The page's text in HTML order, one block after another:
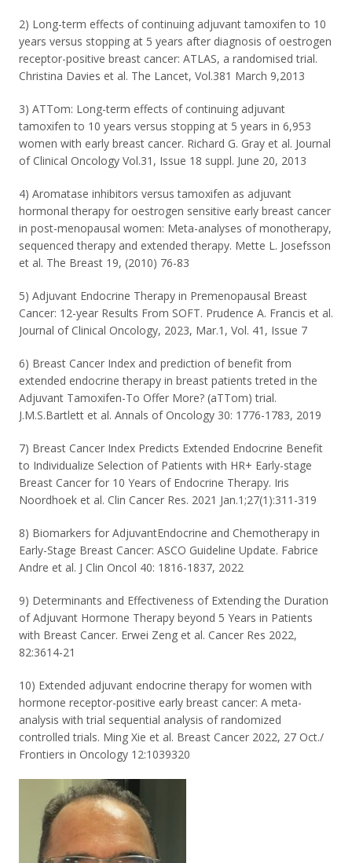
2) Long-term effects of continuing adjuvant tamoxifen to 10
years versus stopping at 5 years after diagnosis of oestrogen
receptor-positive breast cancer: ATLAS, a randomised trial.
Christina Davies et al. The Lancet, Vol.381 March 9,2013
3) ATTom: Long-term effects of continuing adjuvant
tamoxifen to 10 years versus stopping at 5 years in 6,953
women with early breast cancer. Richard G. Gray et al. Journal
of Clinical Oncology Vol.31, Issue 18 suppl. June 20, 2013
4) Aromatase inhibitors versus tamoxifen as adjuvant
hormonal therapy for oestrogen sensitive early breast cancer
in post-menopausal women: Meta-analyses of monotherapy,
sequenced therapy and extended therapy. Mette L. Josefsson
et al. The Breast 19, (2010) 76-83
5) Adjuvant Endocrine Therapy in Premenopausal Breast
Cancer: 12-year Results From SOFT. Prudence A. Francis et al.
Journal of Clinical Oncology, 2023, Mar.1, Vol. 41, Issue 7
6) Breast Cancer Index and prediction of benefit from
extended endocrine therapy in breast patients treted in the
Adjuvant Tamoxifen-To Offer More? (aTTom) trial.
J.M.S.Bartlett et al. Annals of Oncology 30: 1776-1783, 2019
7) Breast Cancer Index Predicts Extended Endocrine Benefit
to Individualize Selection of Patients with HR+ Early-stage
Breast Cancer for 10 Years of Endocrine Therapy. Iris
Noordhoek et al. Clin Cancer Res. 2021 Jan.1;27(1):311-319
8) Biomarkers for AdjuvantEndocrine and Chemotherapy in
Early-Stage Breast Cancer: ASCO Guideline Update. Fabrice
Andre et al. J Clin Oncol 40: 1816-1837, 2022
9) Determinants and Effectiveness of Extending the Duration
of Adjuvant Hormone Therapy beyond 5 Years in Patients
with Breast Cancer. Erwei Zeng et al. Cancer Res 2022,
82:3614-21
10) Extended adjuvant endocrine therapy for women with
hormone receptor-positive early breast cancer: A meta-
analysis with trial sequential analysis of randomized
controlled trials. Ming Xie et al. Breast Cancer 2022, 27 Oct./
Frontiers in Oncology 12:1039320